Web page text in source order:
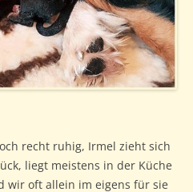
recht ruhig, Irmel zieht sich
liegt meistens in der Küche
wir oft allein im eigens für sie